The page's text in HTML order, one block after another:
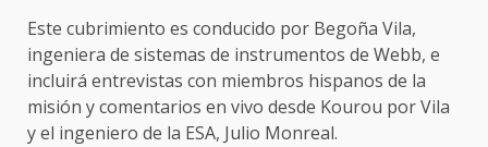
Este cubrimiento es conducido por Begoña Vila,
ingeniera de sistemas de instrumentos de Webb, e
incluirá entrevistas con miembros hispanos de la
misión y comentarios en vivo desde Kourou por Vila
y el ingeniero de la ESA, Julio Monreal.